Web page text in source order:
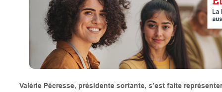
Valérie Pécresse, présidente sortante, s’est faite